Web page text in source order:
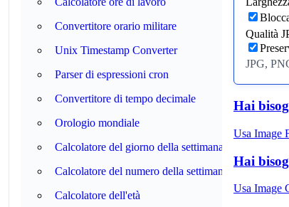
Convertitore orario militare
Unix Timestamp Converter
Parser di espressioni cron
Convertitore di tempo decimale
Orologio mondiale
Calcolatore del giorno della settimana
Calcolatore del numero della settimana
Calcolatore dell'età
Qualità
JPG,
Hai
Usa Image
Hai
Usa Image